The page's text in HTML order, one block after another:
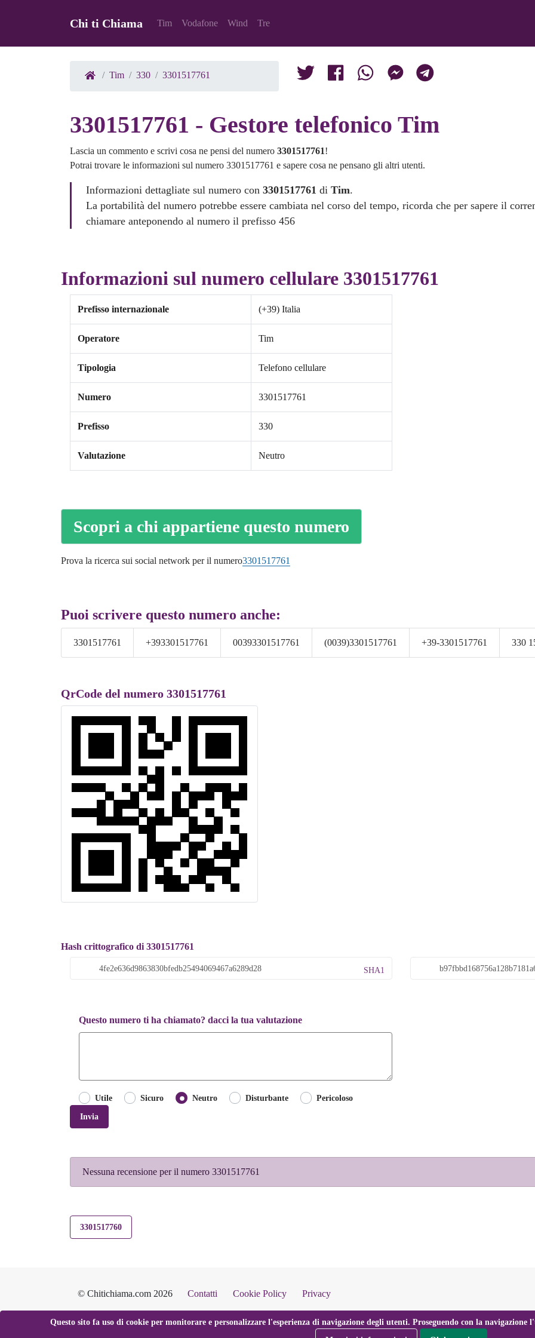
Chi ti Chiama Tim Vodafone Wind Tre
Tim 330 3301517761
3301517761 - Gestore telefonico Tim
Lascia un commento e scrivi cosa ne pensi del numero 3301517761!
Potrai trovare le informazioni sul numero 3301517761 e sapere cosa ne pensano gli altri utenti.
Informazioni dettagliate sul numero con3301517761 diTim.
La portabilità del numero potrebbe essere cambiata nel corso del tempo, ricorda che per sapere il
chiamare anteponendo al numero il prefisso 456
Informazioni sul numero cellulare 3301517761
Prefisso internazionale (+39) Italia
Operatore Tim
Tipologia Telefono cellulare
Numero 3301517761
Prefisso 330
Valutazione Neutro
Scopri a chi appartiene questo numero
Prova la ricerca sui social network per il numero3301517761
Puoi scrivere questo numero anche:
3301517761 +393301517761 00393301517761 (0039)3301517761 +39-3301517761 330
QrCode del numero 3301517761
Hash crittografico di 3301517761
SHA1
Questo numero ti ha chiamato? dacci la tua valutazione
Utile Sicuro Neutro Disturbante
Pericoloso
Invia
Nessuna recensione per il numero 3301517761
3301517760
© Chitichiama.com 2026 Contatti Cookie Policy Privacy
Questo sito fa uso di cookie per monitorare e personalizzare l'esperienza di navigazione degli utenti. Proseguendo con la